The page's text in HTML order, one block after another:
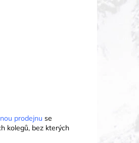
prodejnu se
kolegů, bez kterých